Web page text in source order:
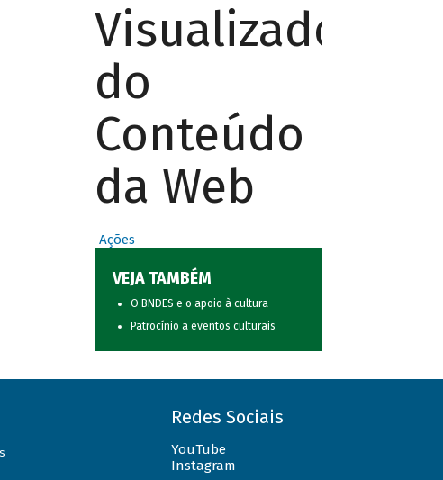
Visualizador
do
Conteúdo
da Web
Ações
VEJA TAMBÉM
O BNDES e o apoio à cultura
Patrocínio a eventos culturais
Redes Sociais
YouTube
Instagram